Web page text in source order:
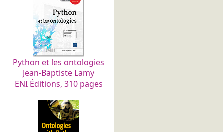
Python et les ontologies
Jean-Baptiste Lamy
ENI Éditions, 310 pages